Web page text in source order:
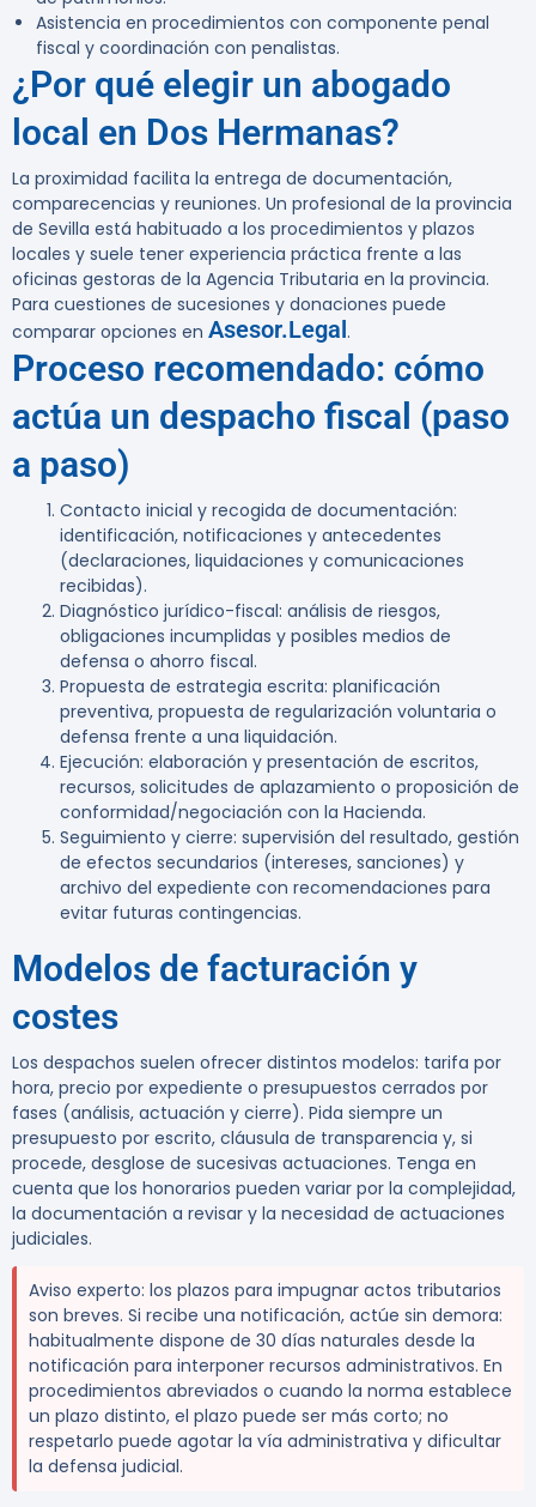
Asistencia en procedimientos con componente penal
fiscal y coordinación con penalistas.
¿Por qué elegir un abogado
local en Dos Hermanas?
La proximidad facilita la entrega de documentación,
comparecencias y reuniones. Un profesional de la provincia
de Sevilla está habituado a los procedimientos y plazos
locales y suele tener experiencia práctica frente a las
oficinas gestoras de la Agencia Tributaria en la provincia.
Para cuestiones de sucesiones y donaciones puede
comparar opciones en Asesor.Legal.
Proceso recomendado: cómo
actúa un despacho fiscal (paso
a paso)
Contacto inicial y recogida de documentación:
identificación, notificaciones y antecedentes
(declaraciones, liquidaciones y comunicaciones
recibidas).
Diagnóstico jurídico-fiscal: análisis de riesgos,
obligaciones incumplidas y posibles medios de
defensa o ahorro fiscal.
Propuesta de estrategia escrita: planificación
preventiva, propuesta de regularización voluntaria o
defensa frente a una liquidación.
Ejecución: elaboración y presentación de escritos,
recursos, solicitudes de aplazamiento o proposición de
conformidad/negociación con la Hacienda.
Seguimiento y cierre: supervisión del resultado, gestión
de efectos secundarios (intereses, sanciones) y
archivo del expediente con recomendaciones para
evitar futuras contingencias.
Modelos de facturación y
costes
Los despachos suelen ofrecer distintos modelos: tarifa por
hora, precio por expediente o presupuestos cerrados por
fases (análisis, actuación y cierre). Pida siempre un
presupuesto por escrito, cláusula de transparencia y, si
procede, desglose de sucesivas actuaciones. Tenga en
cuenta que los honorarios pueden variar por la complejidad,
la documentación a revisar y la necesidad de actuaciones
judiciales.
Aviso experto: los plazos para impugnar actos tributarios
son breves. Si recibe una notificación, actúe sin demora:
habitualmente dispone de 30 días naturales desde la
notificación para interponer recursos administrativos. En
procedimientos abreviados o cuando la norma establece
un plazo distinto, el plazo puede ser más corto; no
respetarlo puede agotar la vía administrativa y dificultar
la defensa judicial.